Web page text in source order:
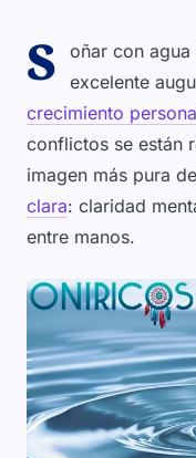
S
oñar con
excelente
crecimiento
conflictos se están
imagen más pura
clara: claridad
entre manos.